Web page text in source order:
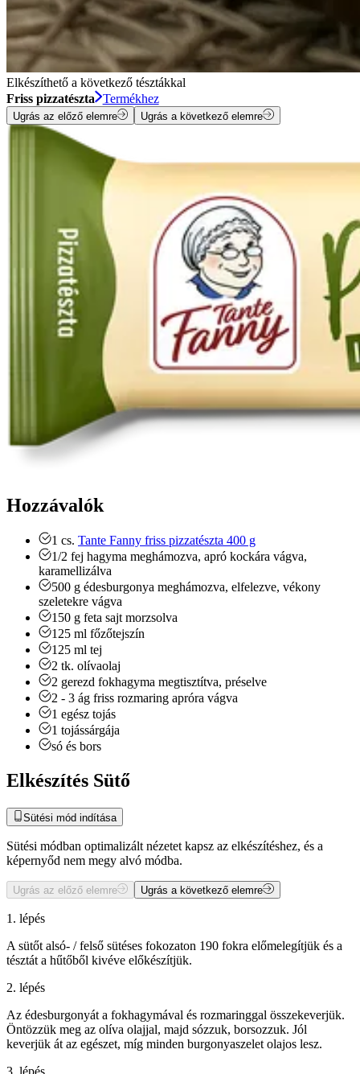
Elkészíthető a következő tésztákkal
Friss pizzatészta
Termékhez
Ugrás az előző elemre Ugrás a következő elemre
Hozzávalók
1 cs. Tante Fanny friss pizzatészta 400 g
1/2 fej hagyma meghámozva, apró kockára vágva,
karamellizálva
500 g édesburgonya meghámozva, elfelezve, vékony
szeletekre vágva
150 g feta sajt morzsolva
125 ml főzőtejszín
125 ml tej
2 tk. olívaolaj
2 gerezd fokhagyma megtisztítva, préselve
2 - 3 ág friss rozmaring apróra vágva
1 egész tojás
1 tojássárgája
só és bors
Elkészítés Sütő
Sütési mód indítása
Sütési módban optimalizált nézetet kapsz az elkészítéshez, és a
képernyőd nem megy alvó módba.
Ugrás az előző elemre Ugrás a következő elemre
1. lépés
A sütőt alsó- / felső sütéses fokozaton 190 fokra előmelegítjük és a
tésztát a hűtőből kivéve előkészítjük.
2. lépés
Az édesburgonyát a fokhagymával és rozmaringgal összekeverjük.
Öntözzük meg az olíva olajjal, majd sózzuk, borsozzuk. Jól
keverjük át az egészet, míg minden burgonyaszelet olajos lesz.
3. lépés